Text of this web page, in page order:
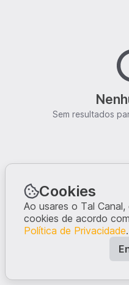
Sem resultados
Cookies
Ao usares o Tal
cookies de acordo
Política de Privacidade.